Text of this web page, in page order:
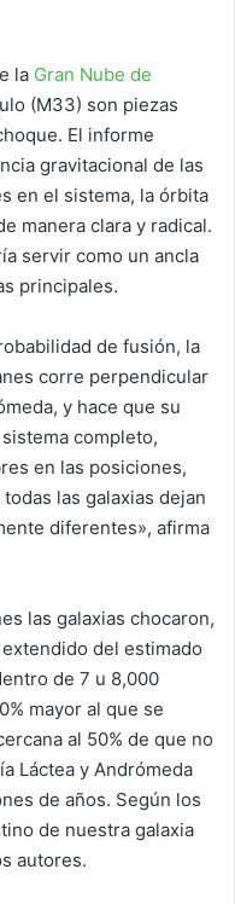
la Gran Nube de
(M33) son piezas
El informe
gravitacional de las
en el sistema, la órbita
manera clara y radical.
servir como un ancla
principales.
de fusión, la
corre perpendicular
y hace que su
completo,
en las posiciones,
las galaxias dejan
diferentes», afirma
las galaxias chocaron,
del estimado
de 7 u 8,000
mayor al que se
al 50% de que no
Láctea y Andrómeda
de años. Según los
de nuestra galaxia
autores.